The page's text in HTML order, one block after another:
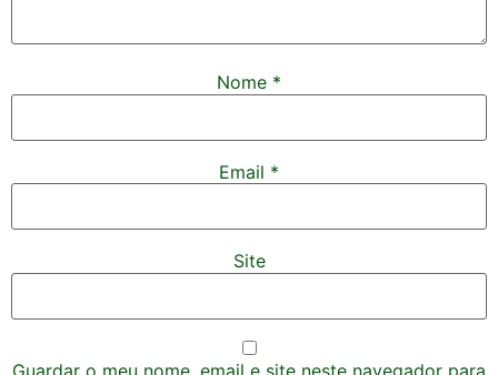
Nome *
Email *
Site
Guardar o meu nome, email e site neste navegador para